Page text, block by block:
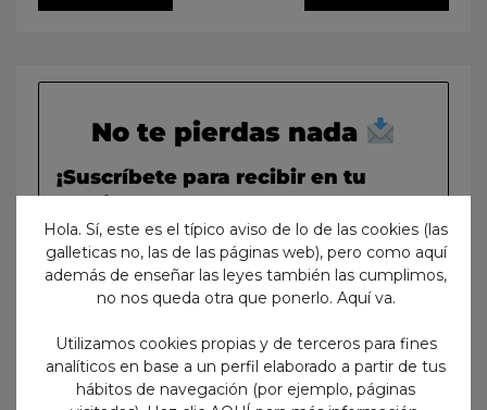
No te pierdas nada
¡Suscríbete para recibir en tu
email todo lo que vayamos
publicando en nuestro blog!
Hola. Sí, este es el típico aviso de lo de las cookies (las
galleticas no, las de las páginas web), pero como aquí
además de enseñar las leyes también las cumplimos,
no nos queda otra que ponerlo. Aquí va.
Utilizamos cookies propias y de terceros para fines
analíticos en base a un perfil elaborado a partir de tus
hábitos de navegación (por ejemplo, páginas